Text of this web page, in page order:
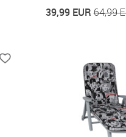
39,99 EUR64,99